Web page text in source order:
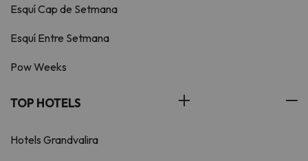
Esquí Cap de Setmana
Esquí Entre Setmana
Pow Weeks
TOP HOTELS
Hotels Grandvalira